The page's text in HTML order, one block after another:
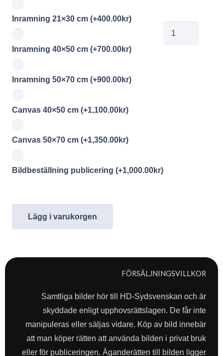
Inramning 21×30 cm (+400.00kr)
Inramning 40×50 cm (+700.00kr)
Inramning 50×70 cm (+900.00kr)
Canvas 40×50 cm (+1,100.00kr)
Canvas 50×70 cm (+1,350.00kr)
Bildbeställning publicering (+1,000.00kr)
Lägg i varukorgen
FÖRSÄLJNINGSVILLKOR
Samtliga bilder hör till HD-Sydsvenskan och är
skyddade enligt upphovsrättslagen. De får inte
manipuleras eller säljas vidare. Köp av bild innebär
att man köper rätten att använda bilden i privat bruk
eller för publiceringen. Äganderätten till bilden ligger